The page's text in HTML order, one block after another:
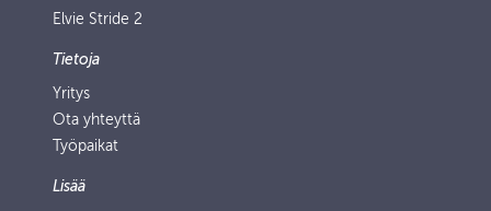
Elvie Stride 2
Tietoja
Yritys
Ota yhteyttä
Työpaikat
Lisää